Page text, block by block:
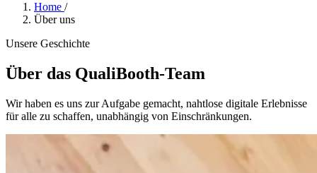
Home /
Über uns
Unsere Geschichte
Über das QualiBooth-Team
Wir haben es uns zur Aufgabe gemacht, nahtlose digitale Erlebnisse
für alle zu schaffen, unabhängig von Einschränkungen.